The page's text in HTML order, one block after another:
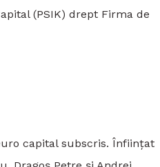
(PSIK) drept Firma de
capital subscris. Înființat